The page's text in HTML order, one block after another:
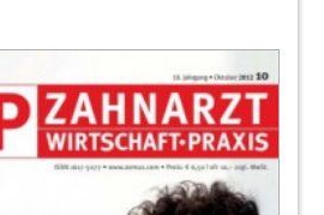
Impressum